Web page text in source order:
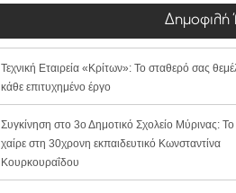
Τεχνική Εταιρεία «Κρίτων»: Το σταθερό σας
κάθε επιτυχημένο έργο
Συγκίνηση στο 3ο Δημοτικό Σχολείο Μύρινας:
χαίρε στη 30χρονη εκπαιδευτικό Κωνσταντίνα
Κουρκουραΐδου